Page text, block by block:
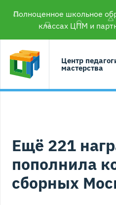
Полноценное школьное
классах ЦПМ и
Центр
мастерства
Ещё 221
пополнила
сборных